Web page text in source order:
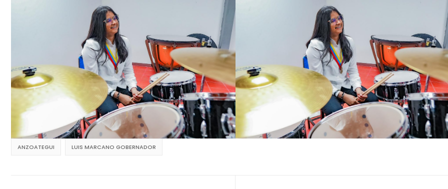
ANZOATEGUI LUIS MARCANO GOBERNADOR